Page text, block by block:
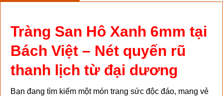
Tràng San Hô Xanh 6mm tại
Bách Việt – Nét quyến rũ
thanh lịch từ đại dương
Bạn đang tìm kiếm một món trang sức độc đáo, mang vẻ